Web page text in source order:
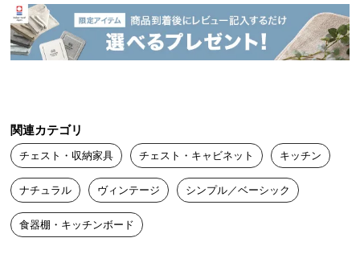
大
型
商
品
に
つ
て
中
関連カテゴリ
チェスト・収納家具 チェスト・キャビネット キッチン
ナチュラル ヴィンテージ シンプル／ベーシック
食器棚・キッチンボード